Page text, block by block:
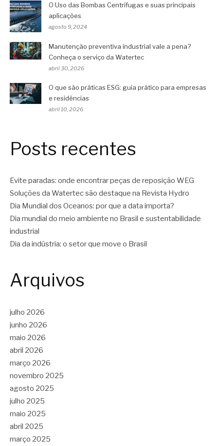
O Uso das Bombas Centrífugas e suas principais
aplicações
agosto 9, 2024
Manutenção preventiva industrial vale a pena?
Conheça o serviço da Watertec
abril 30, 2026
O que são práticas ESG: guia prático para empresas
e residências
abril 10, 2026
Posts recentes
Evite paradas: onde encontrar peças de reposição WEG
Soluções da Watertec são destaque na Revista Hydro
Dia Mundial dos Oceanos: por que a data importa?
Dia mundial do meio ambiente no Brasil e sustentabilidade
industrial
Dia da indústria: o setor que move o Brasil
Arquivos
julho 2026
junho 2026
maio 2026
abril 2026
março 2026
novembro 2025
agosto 2025
julho 2025
maio 2025
abril 2025
março 2025